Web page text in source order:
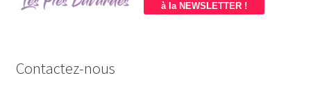
à la NEWSLETTER !
Contactez-nous